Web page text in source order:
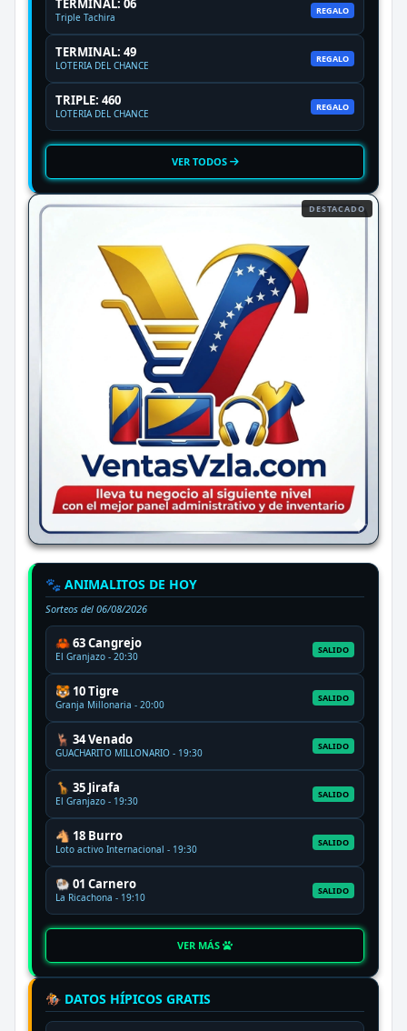
TERMINAL: 06
Triple Tachira
REGALO
TERMINAL: 49
LOTERIA DEL CHANCE
REGALO
TRIPLE: 460
LOTERIA DEL CHANCE
REGALO
VER TODOS
DESTACADO
🐾 ANIMALITOS DE HOY
Sorteos del 06/08/2026
🦀 63 Cangrejo
El Granjazo - 20:30
SALIDO
🐯 10 Tigre
Granja Millonaria - 20:00
SALIDO
🦌 34 Venado
GUACHARITO MILLONARIO - 19:30
SALIDO
🦒 35 Jirafa
El Granjazo - 19:30
SALIDO
🐴 18 Burro
Loto activo Internacional - 19:30
SALIDO
🐏 01 Carnero
La Ricachona - 19:10
SALIDO
VER MÁS
🏇 DATOS HÍPICOS GRATIS